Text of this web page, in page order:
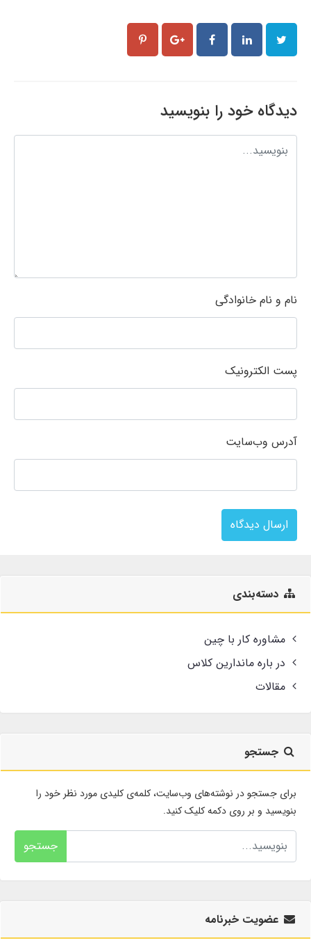
دیدگاه خود را بنویسید
نام و نام خانوادگی
پست الکترونیک
آدرس وب‌سایت
ارسال دیدگاه
دسته‌بندی
مشاوره کار با چین
در باره ماندارین کلاس
مقالات
جستجو
برای جستجو در نوشته‌های وب‌سایت، کلمه‌ی کلیدی مورد نظر خود را
بنویسید و بر روی دکمه کلیک کنید.
جستجو
عضویت خبرنامه